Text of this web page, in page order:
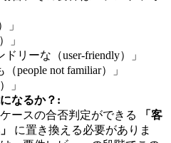
」
」
ドリーな（user-friendly）」
people not familiar）」
」
なるか？:
ースの合否判定ができる
「客
に置き換える必要がありま